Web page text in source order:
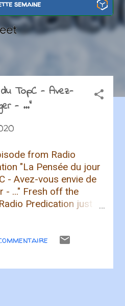
semaine
TopC - Avez-
- ..."
from Radio
"La Pensée du jour
- Avez-vous envie de
- ..." Fresh off the
Predication just
love their craft and
listeners even more.